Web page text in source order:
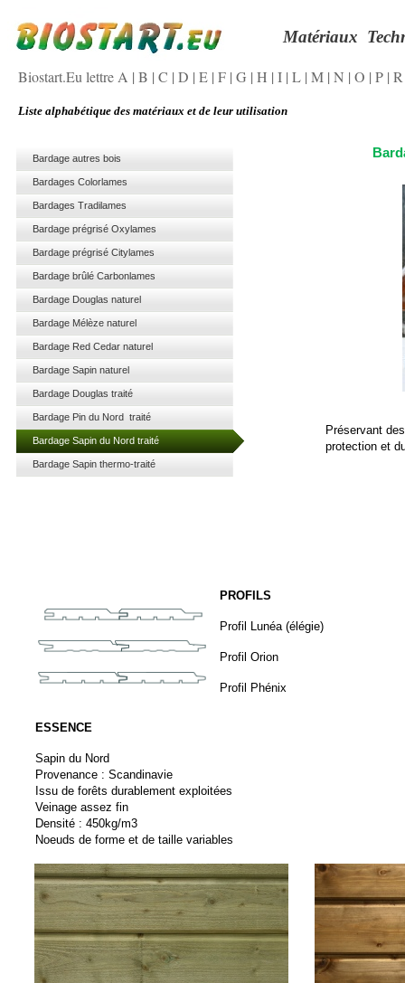
Bardage autres bois
Bardages Colorlames
Bardages Tradilames
Bardage prégrisé Oxylames
Bardage prégrisé Citylames
Bardage brûlé Carbonlames
Bardage Douglas naturel
Bardage Mélèze naturel
Bardage Red Cedar naturel
Bardage Sapin naturel
Bardage Douglas traité
Bardage Pin du Nord traité
Bardage Sapin du Nord traité
Bardage Sapin thermo-traité
Préservant
protection et
ESSENCE
Sapin du Nord
Provenance : Scandinavie
Issu de forêts durablement exploitées
Veinage assez fin
Densité : 450kg/m3
Noeuds de forme et de taille variables
PROFILS
Profil Lunéa (élégie)
Profil Orion
Profil Phénix
Biostart.Eu lettre A | B | C | D | E | F | G | H | I | L | M | N | O | P |
Liste alphabétique des matériaux et de leur utilisation
Matériaux